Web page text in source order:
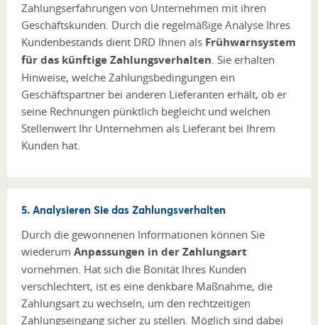
Zahlungserfahrungen von Unternehmen mit ihren
Geschäftskunden. Durch die regelmäßige Analyse Ihres
Kundenbestands dient DRD Ihnen als Frühwarnsystem
für das künftige Zahlungsverhalten. Sie erhalten
Hinweise, welche Zahlungsbedingungen ein
Geschäftspartner bei anderen Lieferanten erhält, ob er
seine Rechnungen pünktlich begleicht und welchen
Stellenwert Ihr Unternehmen als Lieferant bei Ihrem
Kunden hat.
5. Analysieren Sie das Zahlungsverhalten
Durch die gewonnenen Informationen können Sie
wiederum Anpassungen in der Zahlungsart
vornehmen. Hat sich die Bonität Ihres Kunden
verschlechtert, ist es eine denkbare Maßnahme, die
Zahlungsart zu wechseln, um den rechtzeitigen
Zahlungseingang sicher zu stellen. Möglich sind dabei